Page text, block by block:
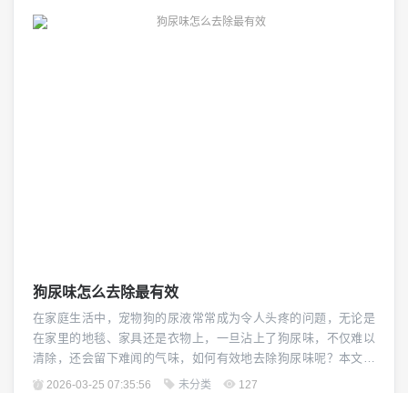
解一下声音是如何产生的,声音是由物体振动产生的，当声波通过
狗尿味怎么去除最有效
在家庭生活中，宠物狗的尿液常常成为令人头疼的问题，无论是
在家里的地毯、家具还是衣物上，一旦沾上了狗尿味，不仅难以
清除，还会留下难闻的气味，如何有效地去除狗尿味呢？本文将
为你提供一些实用的建议和技巧。（图片来源网络，侵删） 我们
2026-03-25 07:35:56 未分类 127